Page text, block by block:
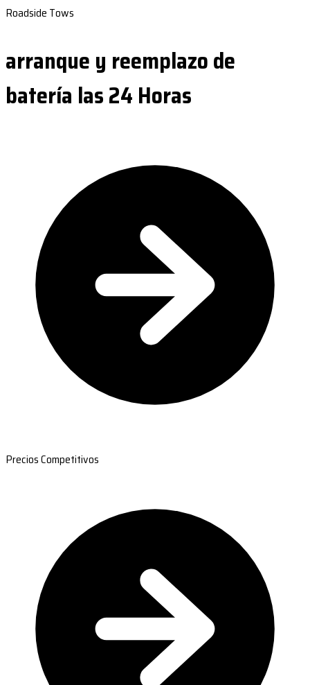
Roadside Tows
arranque y reemplazo de
batería las 24 Horas
Precios Competitivos